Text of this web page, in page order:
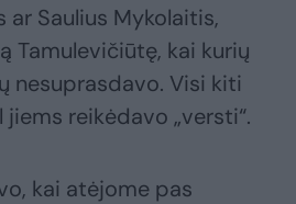
ar Saulius Mykolaitis,
Tamulevičiūtę, kai kurių
nesuprasdavo. Visi kiti
reikėdavo „versti“.
kai atėjome pas